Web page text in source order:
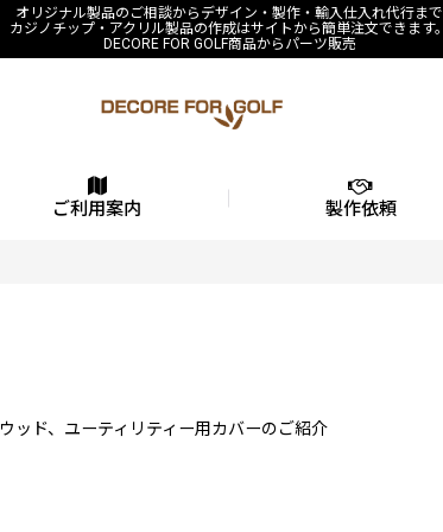
オリジナル製品のご相談からデザイン・製作・輸入仕入れ代行まで
カジノチップ・アクリル製品の作成はサイトから簡単注文できます。
DECORE FOR GOLF商品からパーツ販売
ご利用案内 製作依頼
ウッド、ユーティリティー用カバーのご紹介